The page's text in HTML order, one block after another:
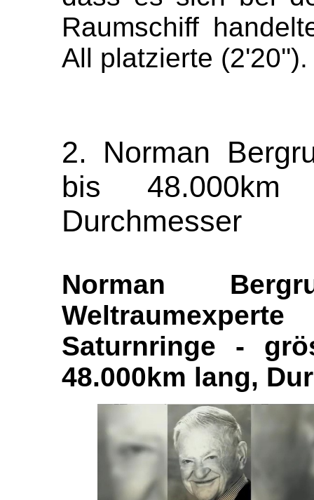
Raumschiff
All platzierte (2'20'').
2. Norman
bis
Durchmesser
Norman
Saturnringe -
48.000km lang,